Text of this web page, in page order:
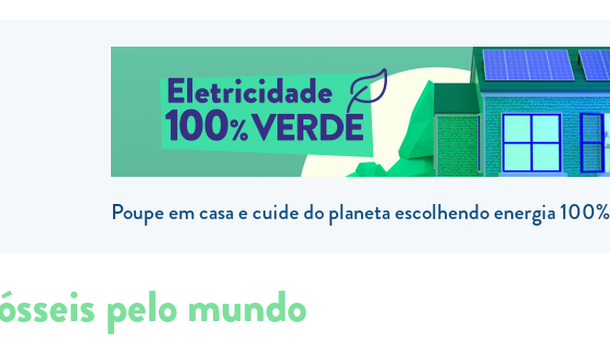
Poupe em casa e cuide do planeta escolhendo energia
pelo mundo